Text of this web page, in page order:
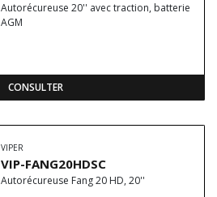
Autorécureuse 20'' avec traction, batterie
AGM
CONSULTER
VIPER
VIP-FANG20HDSC
Autorécureuse Fang 20 HD, 20''